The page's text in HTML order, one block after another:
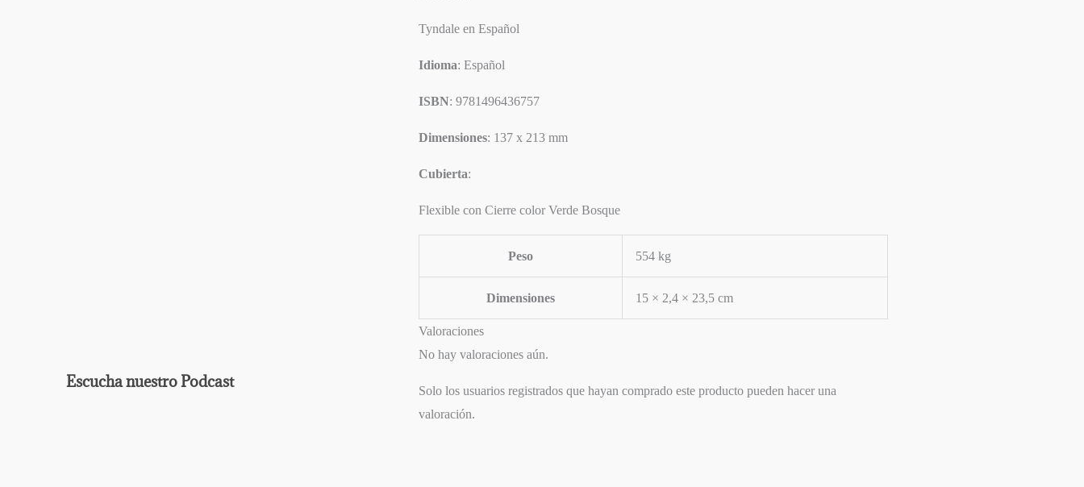
Escucha nuestro Podcast
Tyndale en Español
Idioma: Español
ISBN: 9781496436757
Dimensiones: 137 x 213 mm
Cubierta:
Flexible con Cierre color Verde Bosque
Peso 554 kg
Dimensiones 15 × 2,4 × 23,5 cm
Valoraciones
No hay valoraciones aún.
Solo los usuarios registrados que hayan comprado este producto pueden hacer una
valoración.